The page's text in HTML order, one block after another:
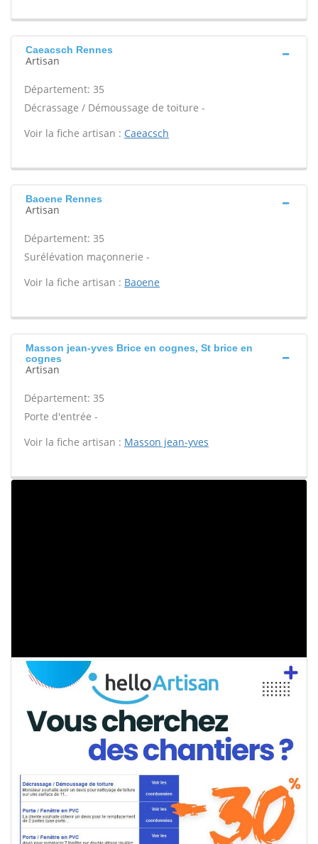
Caeacsch Rennes
Artisan
Département: 35
Décrassage / Démoussage de toiture -
Voir la fiche artisan : Caeacsch
Baoene Rennes
Artisan
Département: 35
Surélévation maçonnerie -
Voir la fiche artisan : Baoene
Masson jean-yves Brice en cognes, St brice en
cognes
Artisan
Département: 35
Porte d'entrée -
Voir la fiche artisan : Masson jean-yves